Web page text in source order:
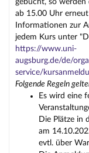
gebucht, so werden
ab 15.00 Uhr
Informationen zur
jedem Kurs unter
https://www.uni-
augsburg.de/de/
service/
Folgende Regeln
Es wird eine
Die Plätze in
am
evtl. über